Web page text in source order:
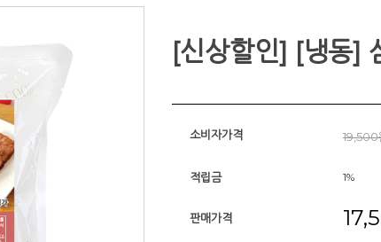
[신상할인] [냉동]
소비자가격 19,500
적립금 1%
판매가격